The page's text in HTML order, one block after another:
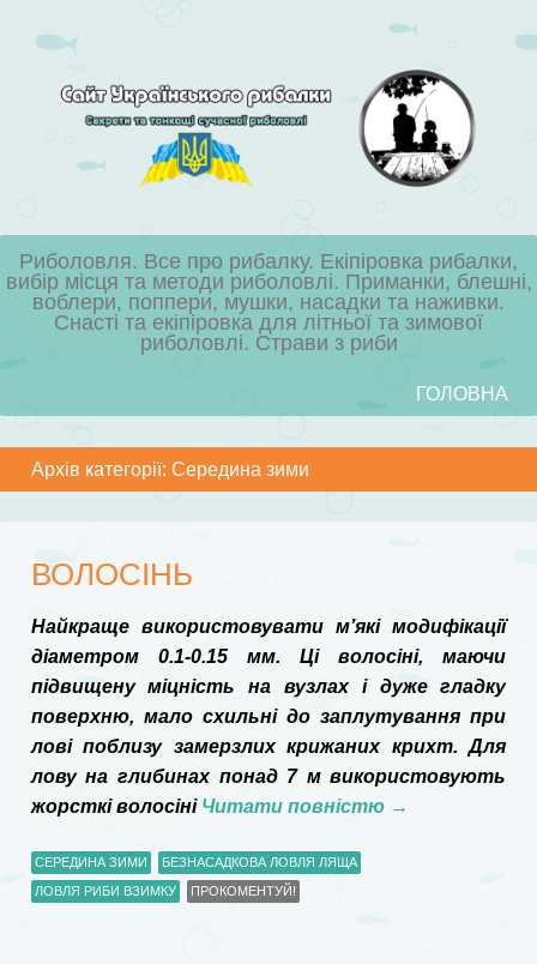
Риболовля. Все про рибалку. Екіпіровка рибалки,
вибір місця та методи риболовлі. Приманки, блешні,
воблери, поппери, мушки, насадки та наживки.
Снасті та екіпіровка для літньої та зимової
риболовлі. Страви з риби
Menu ГОЛОВНА
Архів категорії: Середина зими
ВОЛОСІНЬ
Найкраще використовувати м’які модифікації
діаметром 0.1-0.15 мм. Ці волосіні, маючи
підвищену міцність на вузлах і дуже гладку
поверхню, мало схильні до заплутування при
лові поблизу замерзлих крижаних крихт. Для
лову на глибинах понад 7 м використовують
жорсткі волосіні Читати повністю →
СЕРЕДИНА ЗИМИ
БЕЗНАСАДКОВА ЛОВЛЯ ЛЯЩА
ЛОВЛЯ РИБИ ВЗИМКУ
ПРОКОМЕНТУЙ!